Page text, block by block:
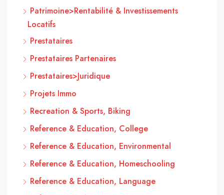
Patrimoine>Rentabilité & Investissements
Locatifs
Prestataires
Prestataires Partenaires
Prestataires>Juridique
Projets Immo
Recreation & Sports, Biking
Reference & Education, College
Reference & Education, Environmental
Reference & Education, Homeschooling
Reference & Education, Language